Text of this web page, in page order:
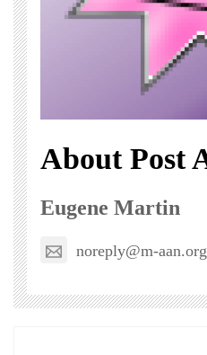
About Post
Eugene Martin
noreply@m-aan.org